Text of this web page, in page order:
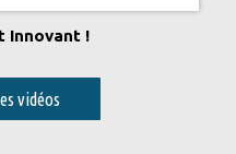
Innovant !
vidéos